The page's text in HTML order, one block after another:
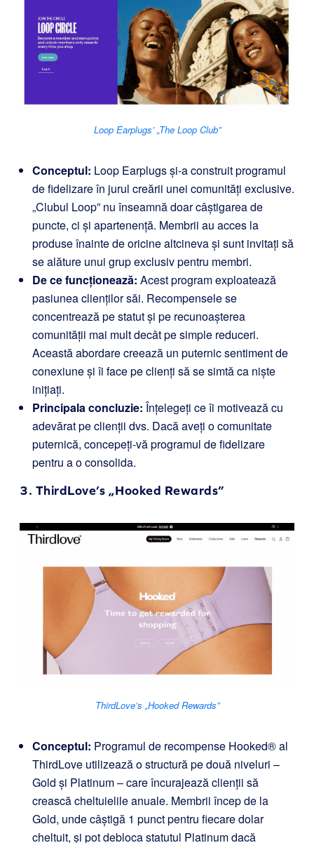
Loop Earplugs’ „The Loop Club”
Conceptul: Loop Earplugs și-a construit programul
de fidelizare în jurul creării unei comunități exclusive.
„Clubul Loop” nu înseamnă doar câștigarea de
puncte, ci și apartenență. Membrii au acces la
produse înainte de oricine altcineva și sunt invitați să
se alăture unui grup exclusiv pentru membri.
De ce funcționează: Acest program exploatează
pasiunea clienților săi. Recompensele se
concentrează pe statut și pe recunoașterea
comunității mai mult decât pe simple reduceri.
Această abordare creează un puternic sentiment de
conexiune și îi face pe clienți să se simtă ca niște
inițiați.
Principala concluzie: Înțelegeți ce îi motivează cu
adevărat pe clienții dvs. Dacă aveți o comunitate
puternică, concepeți-vă programul de fidelizare
pentru a o consolida.
3. ThirdLove’s „Hooked Rewards”
ThirdLove’s „Hooked Rewards”
Conceptul: Programul de recompense Hooked® al
ThirdLove utilizează o structură pe două niveluri –
Gold și Platinum – care încurajează clienții să
crească cheltuielile anuale. Membrii încep de la
Gold, unde câștigă 1 punct pentru fiecare dolar
cheltuit, și pot debloca statutul Platinum dacă